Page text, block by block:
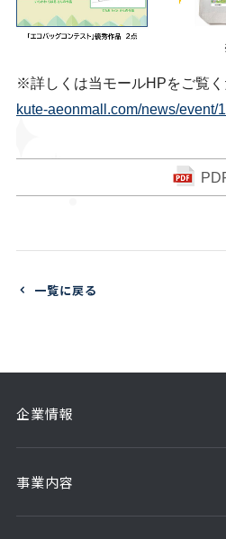
※詳しくは当モールHPをご覧
kute-aeonmall.com/news/event/
一覧に戻る
企業情報
事業内容